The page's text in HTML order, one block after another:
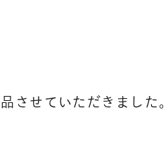
させていただきました。